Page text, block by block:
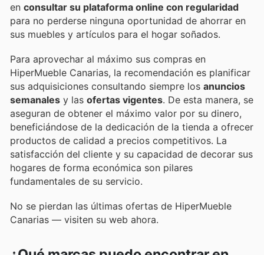
en consultar su plataforma online con regularidad
para no perderse ninguna oportunidad de ahorrar en
sus muebles y artículos para el hogar soñados.
Para aprovechar al máximo sus compras en
HiperMueble Canarias, la recomendación es planificar
sus adquisiciones consultando siempre los anuncios
semanales y las ofertas vigentes. De esta manera, se
aseguran de obtener el máximo valor por su dinero,
beneficiándose de la dedicación de la tienda a ofrecer
productos de calidad a precios competitivos. La
satisfacción del cliente y su capacidad de decorar sus
hogares de forma económica son pilares
fundamentales de su servicio.
No se pierdan las últimas ofertas de HiperMueble
Canarias — visiten su web ahora.